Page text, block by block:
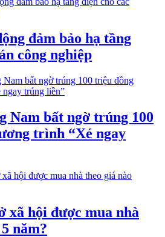
đảm bảo hạ tầng
công nghiệp
Nam bất ngờ trúng 100
trình “Xé ngay
xã hội được mua nhà
năm?